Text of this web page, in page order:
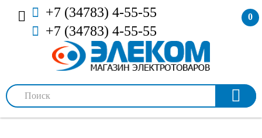
+7 (34783) 4-55-55
+7 (34783) 4-55-55
0